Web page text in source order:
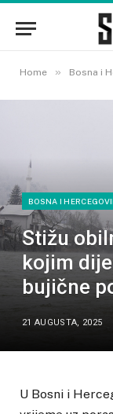
Home » Bosna i
BOSNA I
Stižu
kojim
bujične
21 AUGUSTA, 2025
U Bosni i